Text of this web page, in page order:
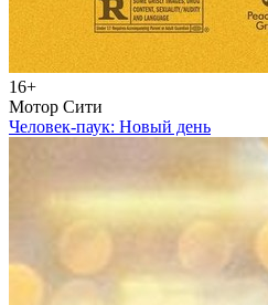
16+
Мотор Сити
Человек-паук: Новый день